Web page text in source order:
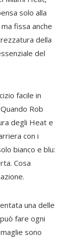
solo alla
fissa anche
della
del
facile in
Rob
degli Heat e
con i
bianco e blu:
Cosa
una delle
fare ogni
sono